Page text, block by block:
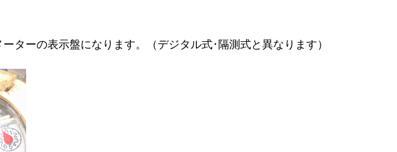
ターの表示盤になります。（デジタル式･隔測式と異なります）